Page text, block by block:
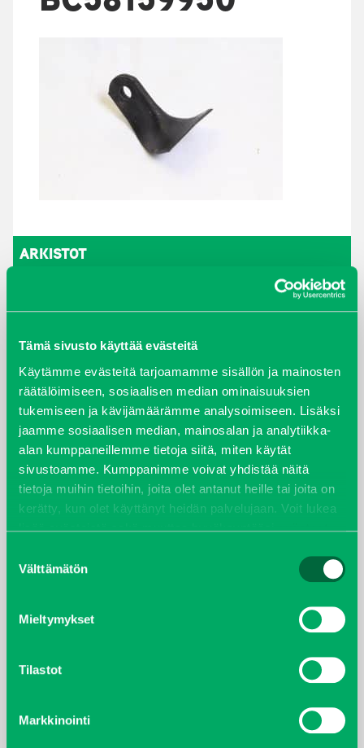
Tämä sivusto käyttää evästeitä
Käytämme evästeitä tarjoamamme sisällön ja mainosten
räätälöimiseen, sosiaalisen median ominaisuuksien
tukemiseen ja kävijämäärämme analysoimiseen. Lisäksi
jaamme sosiaalisen median, mainosalan ja analytiikka-
alan kumppaneillemme tietoja siitä, miten käytät
sivustoamme. Kumppanimme voivat yhdistää näitä
tietoja muihin tietoihin, joita olet antanut heille tai joita on
kerätty, kun olet käyttänyt heidän palvelujaan. Voit lukea
lisää evästeistä sekä muuttaa hyväksyntääsievästeet
valinta
Välttämätön
Mieltymykset
Tilastot
Markkinointi
ARKISTOT
syyskuu 2023
joulukuu 2022
huhtikuu 2022
helmikuu 2022
joulukuu 2021
lokakuu 2021
kesäkuu 2021